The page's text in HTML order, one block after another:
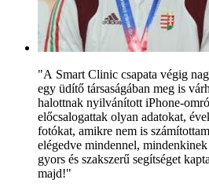
"A Smart Clinic csapata végig
egy üdítő társaságában meg is
halottnak nyilvánított iPhone-
előcsalogattak olyan adatokat,
fotókat, amikre nem is
elégedve mindennel,
gyors és szakszerű segítséget
majd!"